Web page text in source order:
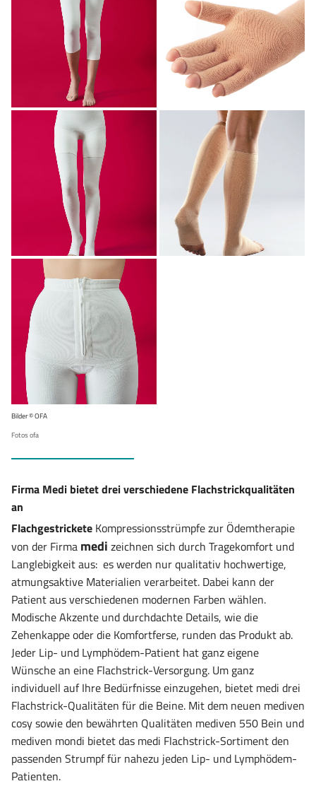
Bilder © OFA
Fotos ofa
Firma Medi bietet drei verschiedene Flachstrickqualitäten
an
Flachgestrickete Kompressionsstrümpfe zur Ödemtherapie
von der Firma medi zeichnen sich durch Tragekomfort und
Langlebigkeit aus: es werden nur qualitativ hochwertige,
atmungsaktive Materialien verarbeitet. Dabei kann der
Patient aus verschiedenen modernen Farben wählen.
Modische Akzente und durchdachte Details, wie die
Zehenkappe oder die Komfortferse, runden das Produkt ab.
Jeder Lip- und Lymphödem-Patient hat ganz eigene
Wünsche an eine Flachstrick-Versorgung. Um ganz
individuell auf Ihre Bedürfnisse einzugehen, bietet medi drei
Flachstrick-Qualitäten für die Beine. Mit dem neuen mediven
cosy sowie den bewährten Qualitäten mediven 550 Bein und
mediven mondi bietet das medi Flachstrick-Sortiment den
passenden Strumpf für nahezu jeden Lip- und Lymphödem-
Patienten.